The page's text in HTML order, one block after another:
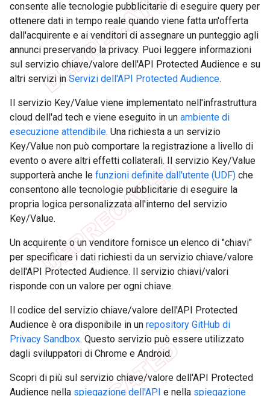
consente alle tecnologie pubblicitarie di eseguire query per
ottenere dati in tempo reale quando viene fatta un'offerta
dall'acquirente e ai venditori di assegnare un punteggio agli
annunci preservando la privacy. Puoi leggere informazioni
sul servizio chiave/valore dell'API Protected Audience e su
altri servizi inServizi dell'API Protected Audience.
Il servizio Key/Value viene implementato nell'infrastruttura
cloud dell'ad tech e viene eseguito in un ambiente di
esecuzione attendibile. Una richiesta a un servizio
Key/Value non può comportare la registrazione a livello di
evento o avere altri effetti collaterali. Il servizio Key/Value
supporterà anche le funzioni definite dall'utente (UDF) che
consentono alle tecnologie pubblicitarie di eseguire la
propria logica personalizzata all'interno del servizio
Key/Value.
Un acquirente o un venditore fornisce un elenco di "chiavi"
per specificare i dati richiesti da un servizio chiave/valore
dell'API Protected Audience. Il servizio chiavi/valori
risponde con un valore per ogni chiave.
Il codice del servizio chiave/valore dell'API Protected
Audience è ora disponibile in un repository GitHub di
Privacy Sandbox. Questo servizio può essere utilizzato
dagli sviluppatori di Chrome e Android.
Scopri di più sul servizio chiave/valore dell'API Protected
Audience nella spiegazione dell'API e nella spiegazione